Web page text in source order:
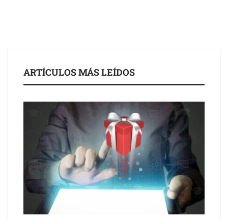
NOVA: innovación y diseño que transforman espacios de la
mano de Tormo Franquicias
ARTÍCULOS MÁS LEÍDOS